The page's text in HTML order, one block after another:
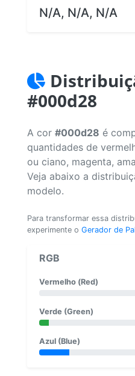
N/A, N/A, N/A
#000d28
A cor #000d28 é
quantidades de
ou ciano, magenta,
Veja abaixo a
modelo.
Para transformar essa
experimente o Gerador de
RGB
Vermelho (Red)
Verde (Green)
Azul (Blue)